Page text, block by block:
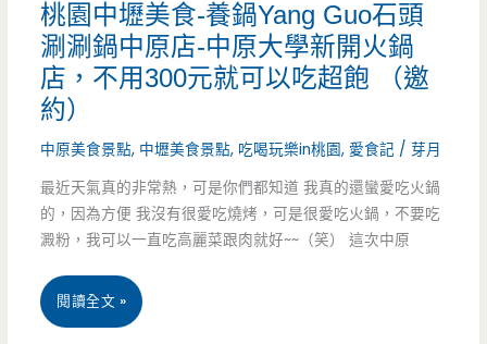
想
吃
大
排
現
正
桃園中壢美食-養鍋Yang Guo石頭
涮涮鍋中原店-中原大學新開火鍋
店，不用300元就可以吃超飽 （邀
約）
中原美食景點, 中壢美食景點, 吃喝玩樂in桃園, 愛食記 /芽月
最近天氣真的非常熱，可是你們都知道 我真的還蠻愛吃火鍋
的，因為方便 我沒有很愛吃燒烤，可是很愛吃火鍋，不要吃
澱粉，我可以一直吃高麗菜跟肉就好~~（笑） 這次中原
桃
閱讀全文 »